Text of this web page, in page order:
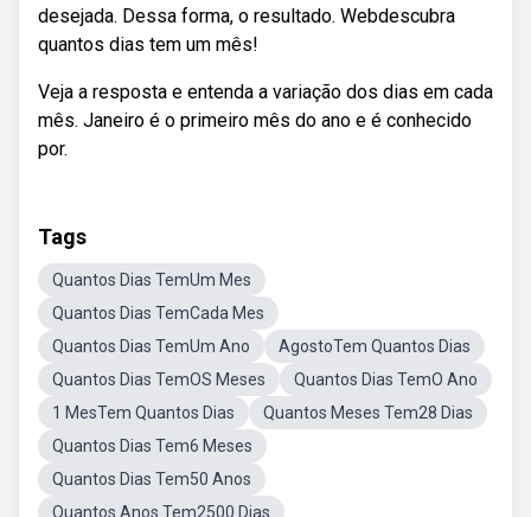
desejada. Dessa forma, o resultado. Webdescubra
quantos dias tem um mês!
Veja a resposta e entenda a variação dos dias em cada
mês. Janeiro é o primeiro mês do ano e é conhecido
por.
Tags
Quantos Dias TemUm Mes
Quantos Dias TemCada Mes
Quantos Dias TemUm Ano
AgostoTem Quantos Dias
Quantos Dias TemOS Meses
Quantos Dias TemO Ano
1 MesTem Quantos Dias
Quantos Meses Tem28 Dias
Quantos Dias Tem6 Meses
Quantos Dias Tem50 Anos
Quantos Anos Tem2500 Dias